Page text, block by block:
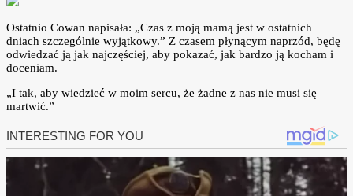
Ostatnio Cowan napisała: „Czas z moją mamą jest w ostatnich
dniach szczególnie wyjątkowy.” Z czasem płynącym naprzód, będę
odwiedzać ją jak najczęściej, aby pokazać, jak bardzo ją kocham i
doceniam.
„I tak, aby wiedzieć w moim sercu, że żadne z nas nie musi się
martwić.”